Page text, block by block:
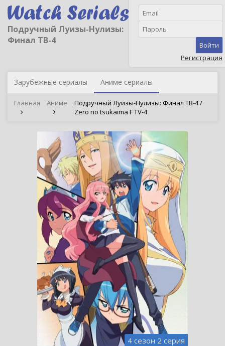
Подручный Луизы-Нулизы:
Финал ТВ-4
Войти
Регистрация
Зарубежные сериалы Аниме сериалы
Главная Аниме
Подручный Луизы-Нулизы: Финал ТВ-4 /
Zero no tsukaima F TV-4
4 сезон 2 серия